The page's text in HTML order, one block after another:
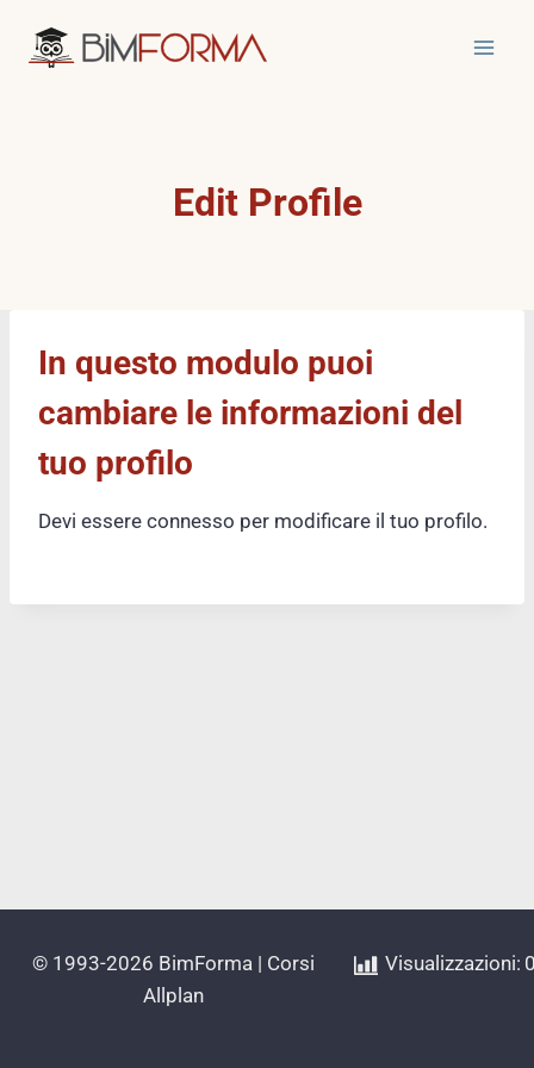
Edit Profile
In questo modulo puoi
cambiare le informazioni del
tuo profilo
Devi essere connesso per modificare il tuo profilo.
© 1993-2026 BimForma | Corsi
Allplan
Visualizzazioni: